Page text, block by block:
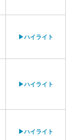
▶ハイライト
▶ハイライト
▶ハイライト